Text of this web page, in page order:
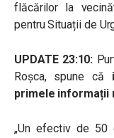
flăcărilor la
pentru Situații de
UPDATE 23:10:
Roșca, spune că
primele informații
„Un efectiv de 50